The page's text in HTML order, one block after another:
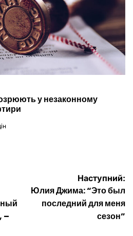
у незаконному
–
Наступний:
Юлия Джима: “Это был
последний для меня
сезон”